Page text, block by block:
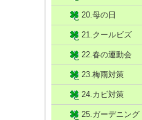
20.母の日
21.クールビズ
22.春の運動会
23.梅雨対策
24.カビ対策
25.ガーデニング